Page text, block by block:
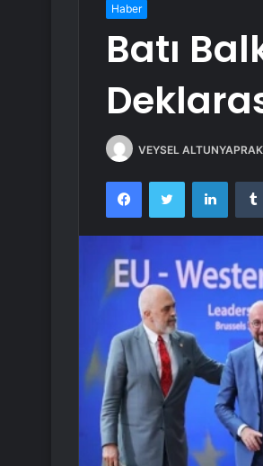
Haber
Batı
VEYSEL ALTUNYAPRAK
FacebookTwitter